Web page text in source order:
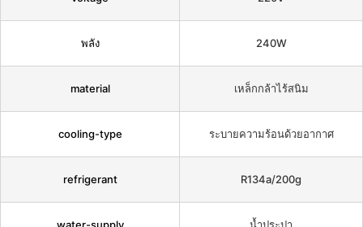
พลัง 240W
material เหล็กกล้าไร้สนิม
cooling-type ระบายความร้อนด้วยอากาศ
refrigerant R134a/200g